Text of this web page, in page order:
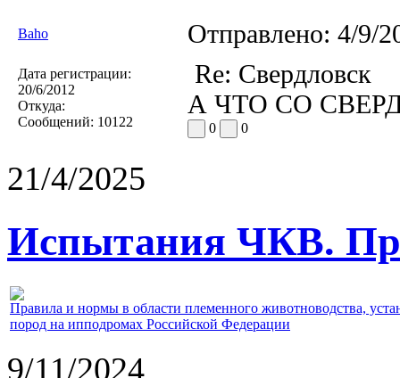
Baho Отправлено: 4/9/
Дата регистрации:
20/6/2012
Откуда:
Сообщений: 10122
Re: Свердловск
А ЧТО СО
0 0
21/4/2025
Испытания ЧКВ.
Правила и нормы в области племенного животноводства,
пород на ипподромах Российской Федерации
9/11/2024